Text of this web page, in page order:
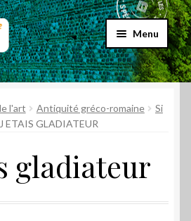
Menu
Ouvrir
le
menu
l'art Antiquité gréco-romaine
Si
ETAIS GLADIATEUR
gladiateur